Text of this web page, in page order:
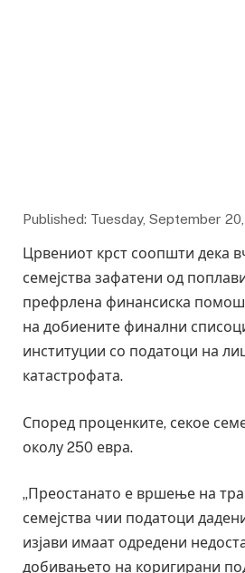
Published: Tuesday, September
Црвениот крст соопшти дека
семејства зафатени од
префрлена финансиска
на добиените финални
институции со податоци на
катастрофата.
Според проценките, секое
околу 250 евра.
„Преостанато е вршење на
семејства чии податоци
изјави имаат одредени
добивањето на коригирани